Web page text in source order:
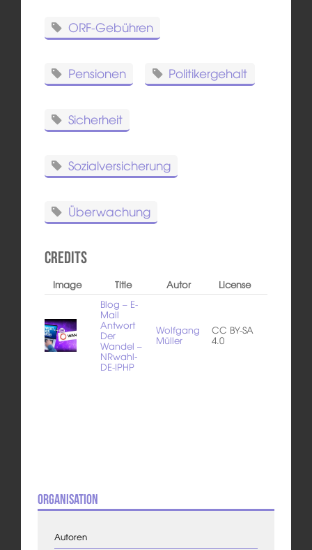
ORF-Gebühren
Pensionen Politikergehalt
Sicherheit
Sozialversicherung
Überwachung
Credits
Image Title Autor
License
Blog – E-
Mail
Antwort
Der
Wandel –
NRwahl-
DE-IPHP
Wolfgang
Müller
CC BY-SA
4.0
Organisation
Autoren